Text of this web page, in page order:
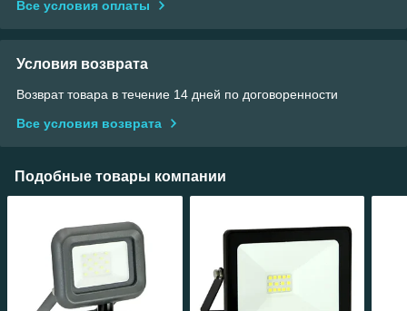
Все условия оплаты
Условия возврата
Возврат товара в течение 14 дней по договоренности
Все условия возврата
Подобные товары компании